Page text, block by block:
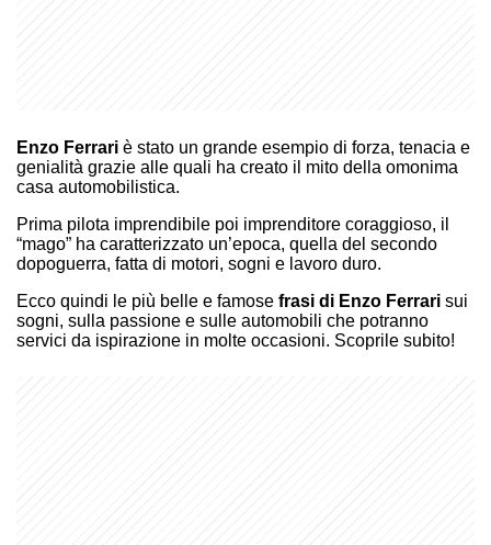
Enzo Ferrari è stato un grande esempio di forza, tenacia e
genialità grazie alle quali ha creato il mito della omonima
casa automobilistica.
Prima pilota imprendibile poi imprenditore coraggioso, il
“mago” ha caratterizzato un’epoca, quella del secondo
dopoguerra, fatta di motori, sogni e lavoro duro.
Ecco quindi le più belle e famose frasi di Enzo Ferrari sui
sogni, sulla passione e sulle automobili che potranno
servici da ispirazione in molte occasioni. Scoprile subito!